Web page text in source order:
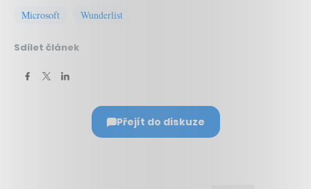
Microsoft Wunderlist
Sdílet článek
Přejít do diskuze